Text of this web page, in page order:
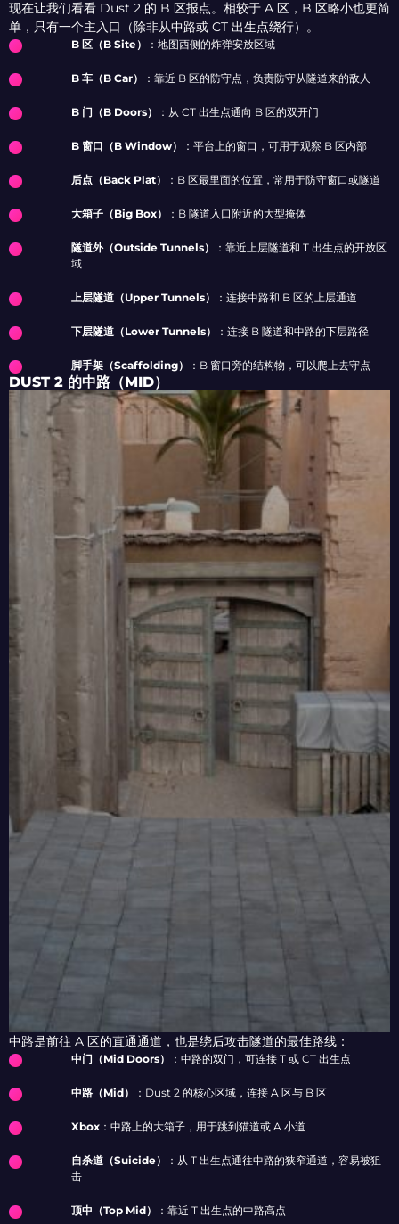
现在让我们看看 Dust 2 的 B 区报点。相较于 A 区，B 区略小也更简
单，只有一个主入口（除非从中路或 CT 出生点绕行）。
B 区（B Site） ：地图西侧的炸弹安放区域
B 车（B Car） ：靠近 B 区的防守点，负责防守从隧道来的敌人
B 门（B Doors） ：从 CT 出生点通向 B 区的双开门
B 窗口（B Window） ：平台上的窗口，可用于观察 B 区内部
后点（Back Plat） ：B 区最里面的位置，常用于防守窗口或隧道
大箱子（Big Box） ：B 隧道入口附近的大型掩体
隧道外（Outside Tunnels）
：靠近上层隧道和 T 出生点的开放区
域
上层隧道（Upper Tunnels） ：连接中路和 B 区的上层通道
下层隧道（Lower Tunnels） ：连接 B 隧道和中路的下层路径
脚手架（Scaffolding） ：B 窗口旁的结构物，可以爬上去守点
DUST 2 的中路（MID）
中路是前往 A 区的直通通道，也是绕后攻击隧道的最佳路线：
中门（Mid Doors） ：中路的双门，可连接 T 或 CT 出生点
中路（Mid） ：Dust 2 的核心区域，连接 A 区与 B 区
Xbox ：中路上的大箱子，用于跳到猫道或 A 小道
自杀道（Suicide）
：从 T 出生点通往中路的狭窄通道，容易被狙
击
顶中（Top Mid） ：靠近 T 出生点的中路高点